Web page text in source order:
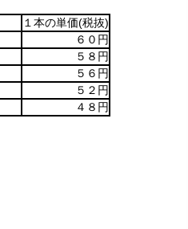
１本の単価(税抜)
６０円
５８円
５６円
５２円
４８円